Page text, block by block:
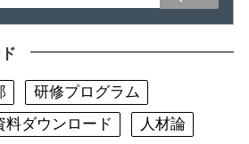
研修プログラム
料ダウンロード 人材論